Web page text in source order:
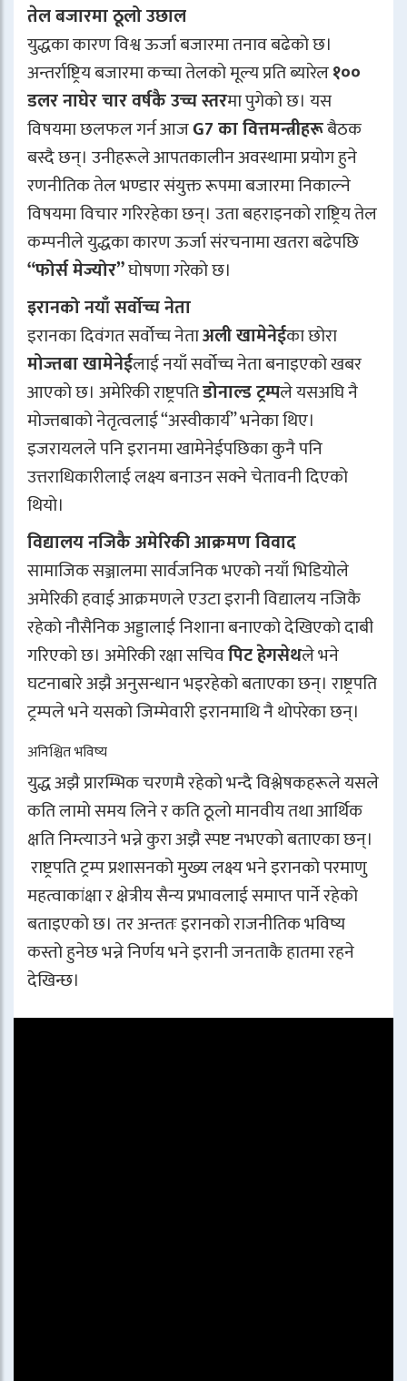
तेल बजारमा ठूलो उछाल
युद्धका कारण विश्व ऊर्जा बजारमा तनाव बढेको छ।
अन्तर्राष्ट्रिय बजारमा कच्चा तेलको मूल्य प्रति ब्यारेल१००
डलर नाघेर चार वर्षकै उच्च स्तरमा पुगेको छ। यस
विषयमा छलफल गर्न आजG7 का वित्तमन्त्रीहरूबैठक
बस्दै छन्। उनीहरूले आपतकालीन अवस्थामा प्रयोग हुने
रणनीतिक तेल भण्डार संयुक्त रूपमा बजारमा निकाल्ने
विषयमा विचार गरिरहेका छन्। उता बहराइनको राष्ट्रिय तेल
कम्पनीले युद्धका कारण ऊर्जा संरचनामा खतरा बढेपछि
“फोर्स मेज्योर”घोषणा गरेको छ।
इरानको नयाँ सर्वोच्च नेता
इरानका दिवंगत सर्वोच्च नेताअली खामेनेईका छोरा
मोज्तबा खामेनेईलाई नयाँ सर्वोच्च नेता बनाइएको खबर
आएको छ। अमेरिकी राष्ट्रपतिडोनाल्ड ट्रम्पले यसअघि नै
मोज्तबाको नेतृत्वलाई “अस्वीकार्य” भनेका थिए।
इजरायलले पनि इरानमा खामेनेईपछिका कुनै पनि
उत्तराधिकारीलाई लक्ष्य बनाउन सक्ने चेतावनी दिएको
थियो।
विद्यालय नजिकै अमेरिकी आक्रमण विवाद
सामाजिक सञ्जालमा सार्वजनिक भएको नयाँ भिडियोले
अमेरिकी हवाई आक्रमणले एउटा इरानी विद्यालय नजिकै
रहेको नौसैनिक अड्डालाई निशाना बनाएको देखिएको दाबी
गरिएको छ। अमेरिकी रक्षा सचिवपिट हेगसेथले भने
घटनाबारे अझै अनुसन्धान भइरहेको बताएका छन्। राष्ट्रपति
ट्रम्पले भने यसको जिम्मेवारी इरानमाथि नै थोपरेका छन्।
अनिश्चित भविष्य
युद्ध अझै प्रारम्भिक चरणमै रहेको भन्दै विश्लेषकहरूले यसले
कति लामो समय लिने र कति ठूलो मानवीय तथा आर्थिक
क्षति निम्त्याउने भन्ने कुरा अझै स्पष्ट नभएको बताएका छन्।
राष्ट्रपति ट्रम्प प्रशासनको मुख्य लक्ष्य भने इरानको परमाणु
महत्वाकांक्षा र क्षेत्रीय सैन्य प्रभावलाई समाप्त पार्ने रहेको
बताइएको छ। तर अन्ततः इरानको राजनीतिक भविष्य
कस्तो हुनेछ भन्ने निर्णय भने इरानी जनताकै हातमा रहने
देखिन्छ।